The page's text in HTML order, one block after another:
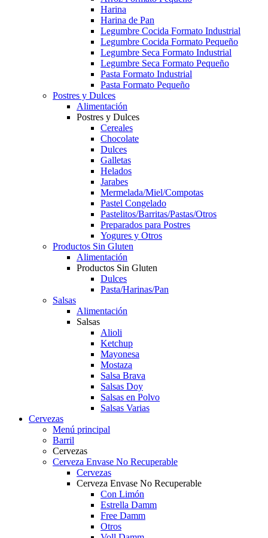
Harina
Harina de Pan
Legumbre Cocida Formato Industrial
Legumbre Cocida Formato Pequeño
Legumbre Seca Formato Industrial
Legumbre Seca Formato Pequeño
Pasta Formato Industrial
Pasta Formato Pequeño
Postres y Dulces
Alimentación
Postres y Dulces
Cereales
Chocolate
Dulces
Galletas
Helados
Jarabes
Mermelada/Miel/Compotas
Pastel Congelado
Pastelitos/Barritas/Pastas/Otros
Preparados para Postres
Yogures y Otros
Productos Sin Gluten
Alimentación
Productos Sin Gluten
Dulces
Pasta/Harinas/Pan
Salsas
Alimentación
Salsas
Alioli
Ketchup
Mayonesa
Mostaza
Salsa Brava
Salsas Doy
Salsas en Polvo
Salsas Varias
Cervezas
Menú principal
Barril
Cervezas
Cerveza Envase No Recuperable
Cervezas
Cerveza Envase No Recuperable
Con Limón
Estrella Damm
Free Damm
Otros